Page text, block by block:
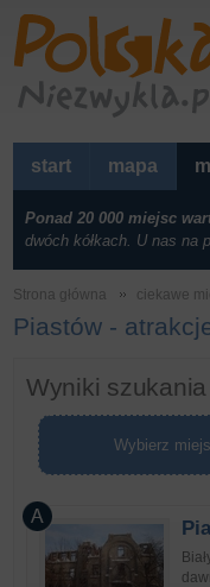
start mapa
Ponad 20 000 miejsc
dwóch kółkach. U nas na
Strona główna ciekawe
Piastów -
Wyniki szukania
Wybierz